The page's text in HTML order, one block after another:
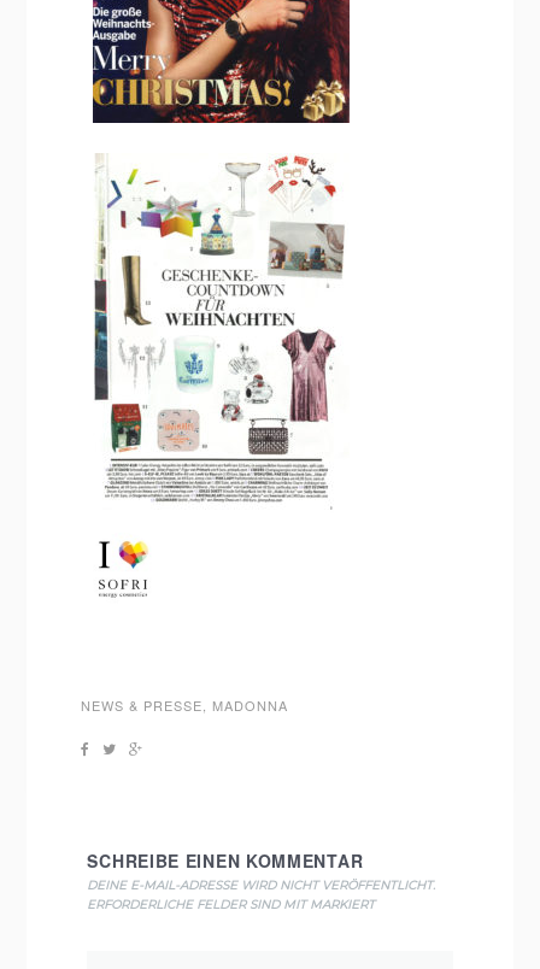
NEWS & PRESSE MADONNA
SCHREIBE EINEN KOMMENTAR
DEINE E-MAIL-ADRESSE WIRD NICHT VERÖFFENTLICHT.
ERFORDERLICHE FELDER SIND MITMARKIERT